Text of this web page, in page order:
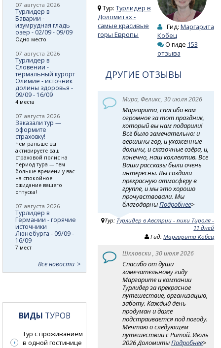
Тур:Турлидер в
Доломитах -
самые красивые
горы Европы
Гид: Маргарита
Кобец
О гиде 153
отзыва
ДРУГИЕ ОТЗЫВЫ
Мира, Феликс, 30 июля 2026
Маргарита, спасибо вам
огромное за тот праздник,
который вы нам подарили!
Всё было замечательно: и
вершины гор, и ухоженные
долины, и сказочные озёра, и,
конечно, наш коллектив. Все
Ваши рассказы были очень
интересны. Вы создали
прекрасную атмосферу в
группе, и мы это хорошо
прочувствовали. Мы
благодарныПодробнее>
Тур: Турлидер в Австрии - пики Тироля -
11 дней
Гид:Маргарита Кобец
Шкловски , 30 июля 2026
Спасибо от души
замечательному гиду
Маргарите и компании
Турлидер за прекрасное
путешествие, организацию,
заботу. Каждый день
продуман и даже
подстраивается под погоду.
Мечтаю о следующем
путешествии с Ритой. Июль
2026 ДоломитыПодробнее>
07 августа 2026
Турлидер в
Баварии -
изумрудная гладь
озер - 02/09 - 09/09
Одно место
07 августа 2026
Турлидер в
Словении -
термальный курорт
Олимие - источник
долины здоровья -
09/09 - 16/09
4 места
07 августа 2026
Заказали тур —
оформите
страховку!
Чем раньше вы
активируете ваш
страховой полис на
период тура — тем
больше времени у вас
на спокойное
ожидание вашего
отпуска!
07 августа 2026
Турлидер в
Германии - горячие
источники
Люнебурга - 09/09 -
16/09
7 мест
Все новости
ВИДЫ ТУРОВ
Тур с проживанием
в одной гостинице